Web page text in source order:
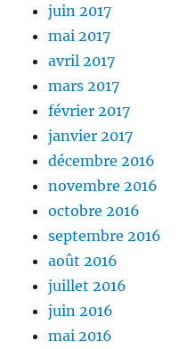
juin 2017
mai 2017
avril 2017
mars 2017
février 2017
janvier 2017
décembre 2016
novembre 2016
octobre 2016
septembre 2016
août 2016
juillet 2016
juin 2016
mai 2016